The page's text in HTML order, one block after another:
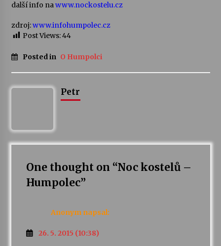
14. 7. 2026
Za kulturou kousek za Humpolec. V Želivě ožije
30. 6. 2026
další info nawww.nockostelu.cz
zdroj:www.infohumpolec.cz
Post Views:44
Posted in O Humpolci
Petr
One thought on “Noc kostelů –
Humpolec”
Anonym napsal:
26. 5. 2015 (10:38)